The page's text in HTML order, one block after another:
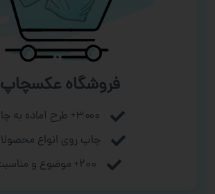
فروشگاه عکسچاپ
۳۰۰۰+ طرح آماده به چاپ
چاپ روی انواع
۲۰۰+ موضوع و مناسبت